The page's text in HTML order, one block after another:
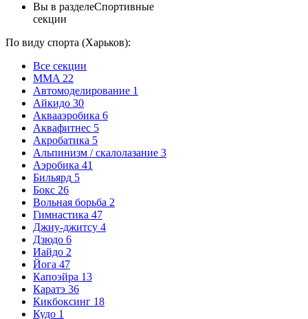
Вы в разделеСпортивные
секции
По виду спорта (Харьков):
Все секции
MMA 22
Автомоделирование 1
Айкидо 30
Аквааэробика 6
Аквафитнес 5
Акробатика 5
Альпинизм / скалолазание 3
Аэробика 41
Бильярд 5
Бокс 26
Вольная борьба 2
Гимнастика 47
Джиу-джитсу 4
Дзюдо 6
Иайдо 2
Йога 47
Капоэйра 13
Каратэ 36
Кикбоксинг 18
Кудо 1